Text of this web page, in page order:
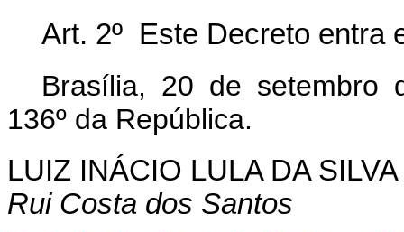
Art. 2º Este Decreto entra
Brasília, 20 de setembro
136º da República.
LUIZ INÁCIO LULA DA SILVA
Rui Costa dos Santos